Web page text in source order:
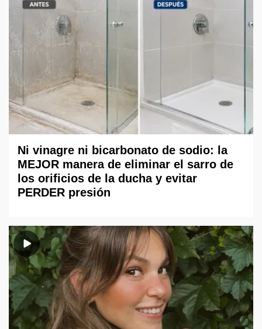
Ni vinagre ni bicarbonato de sodio: la
MEJOR manera de eliminar el sarro de
los orificios de la ducha y evitar
PERDER presión